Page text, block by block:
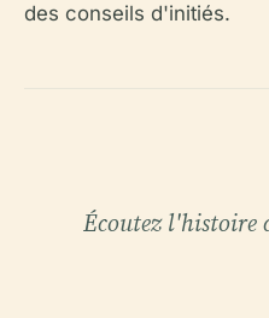
des conseils d'initiés.
Écoutez l'histoire